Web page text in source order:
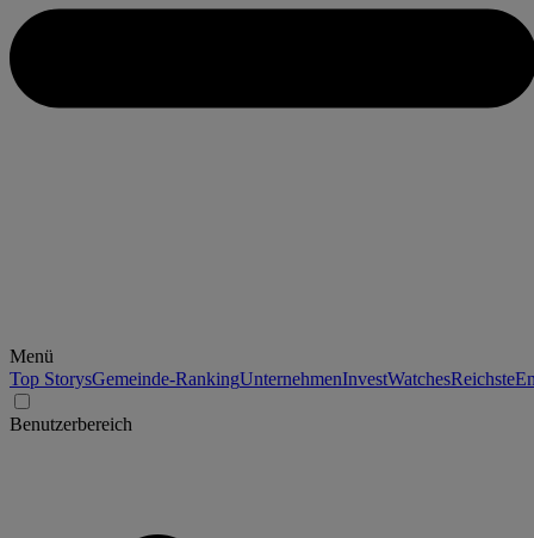
Menü
Top StorysGemeinde-RankingUnternehmenInvestWatchesReichste
Benutzerbereich